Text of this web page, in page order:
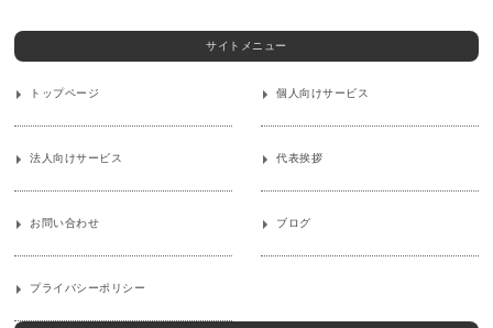
サイトメニュー
トップページ 個人向けサービス
法人向けサービス 代表挨拶
お問い合わせ ブログ
プライバシーポリシー